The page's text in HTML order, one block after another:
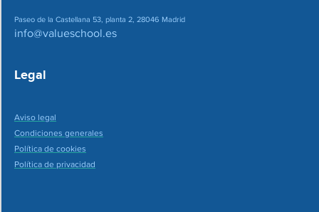
Paseo de la Castellana 53, planta 2, 28046 Madrid
info@valueschool.es
Legal
Aviso legal
Condiciones generales
Política de cookies
Política de privacidad